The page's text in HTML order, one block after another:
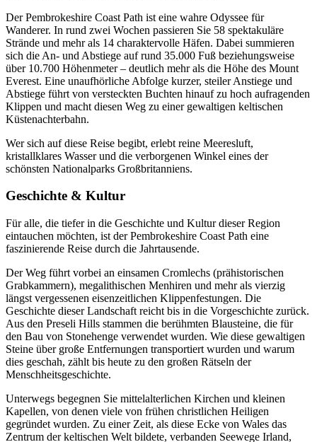
Der Pembrokeshire Coast Path ist eine wahre Odyssee für
Wanderer. In rund zwei Wochen passieren Sie 58 spektakuläre
Strände und mehr als 14 charaktervolle Häfen. Dabei summieren
sich die An- und Abstiege auf rund 35.000 Fuß beziehungsweise
über 10.700 Höhenmeter – deutlich mehr als die Höhe des Mount
Everest. Eine unaufhörliche Abfolge kurzer, steiler Anstiege und
Abstiege führt von versteckten Buchten hinauf zu hoch aufragenden
Klippen und macht diesen Weg zu einer gewaltigen keltischen
Küstenachterbahn.
Wer sich auf diese Reise begibt, erlebt reine Meeresluft,
kristallklares Wasser und die verborgenen Winkel eines der
schönsten Nationalparks Großbritanniens.
Geschichte & Kultur
Für alle, die tiefer in die Geschichte und Kultur dieser Region
eintauchen möchten, ist der Pembrokeshire Coast Path eine
faszinierende Reise durch die Jahrtausende.
Der Weg führt vorbei an einsamen Cromlechs (prähistorischen
Grabkammern), megalithischen Menhiren und mehr als vierzig
längst vergessenen eisenzeitlichen Klippenfestungen. Die
Geschichte dieser Landschaft reicht bis in die Vorgeschichte zurück.
Aus den Preseli Hills stammen die berühmten Blausteine, die für
den Bau von Stonehenge verwendet wurden. Wie diese gewaltigen
Steine über große Entfernungen transportiert wurden und warum
dies geschah, zählt bis heute zu den großen Rätseln der
Menschheitsgeschichte.
Unterwegs begegnen Sie mittelalterlichen Kirchen und kleinen
Kapellen, von denen viele von frühen christlichen Heiligen
gegründet wurden. Zu einer Zeit, als diese Ecke von Wales das
Zentrum der keltischen Welt bildete, verbanden Seewege Irland,